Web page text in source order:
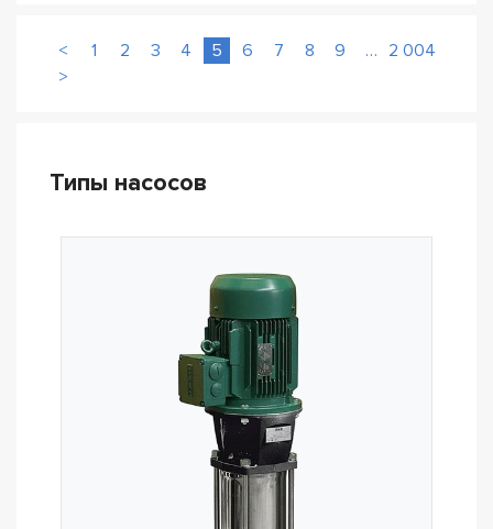
< 1 2 3 4 5 6 7 8 9 … 2 004
>
Типы насосов